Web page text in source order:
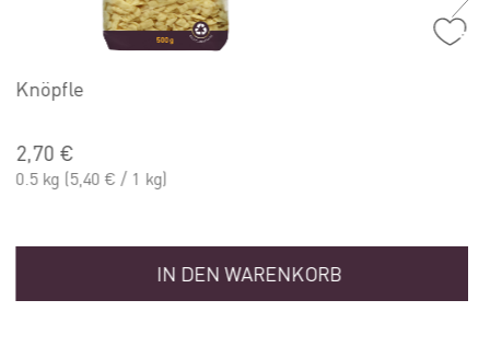
Knöpfle
2,70 €
0.5 kg (5,40 € / 1 kg)
IN DEN WARENKORB